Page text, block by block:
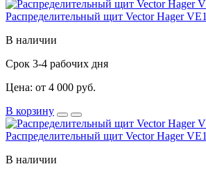
Распределительный щит Vector Hager
В наличии
Срок 3-4 рабочих дня
Цена: от 4 000 руб.
В корзину
Распределительный щит Vector Hager
В наличии